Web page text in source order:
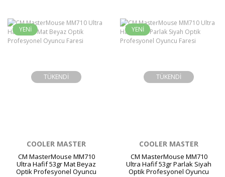
YENİ
TÜKENDİ
COOLER MASTER
CM MasterMouse MM710
Ultra Hafif 53gr Mat Beyaz
Optik Profesyonel Oyuncu
YENİ
TÜKENDİ
COOLER MASTER
CM MasterMouse MM710
Ultra Hafif 53gr Parlak Siyah
Optik Profesyonel Oyuncu